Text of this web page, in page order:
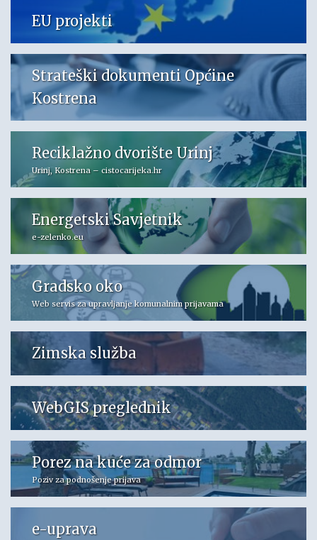
EU projekti
Strateški dokumenti Općine
Kostrena
Reciklažno dvorište Urinj
Urinj, Kostrena – cistocarijeka.hr
Energetski Savjetnik
e-zelenko.eu
Gradsko oko
Web servis za upravljanje komunalnim prijavama
Zimska služba
WebGIS preglednik
Porez na kuće za odmor
Poziv za podnošenje prijava
e-uprava